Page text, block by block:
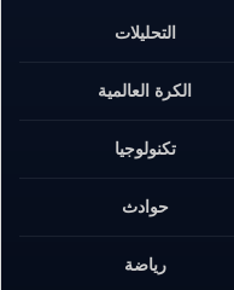
التحليلات
الكرة العالمية
تكنولوجيا
حوادث
رياضة